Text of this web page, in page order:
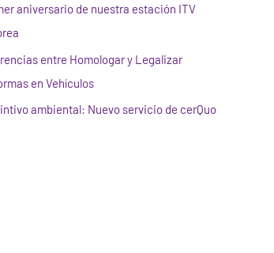
aniversario de nuestra estación ITV
entre Homologar y Legalizar
en Vehículos
ambiental: Nuevo servicio de cerQuo